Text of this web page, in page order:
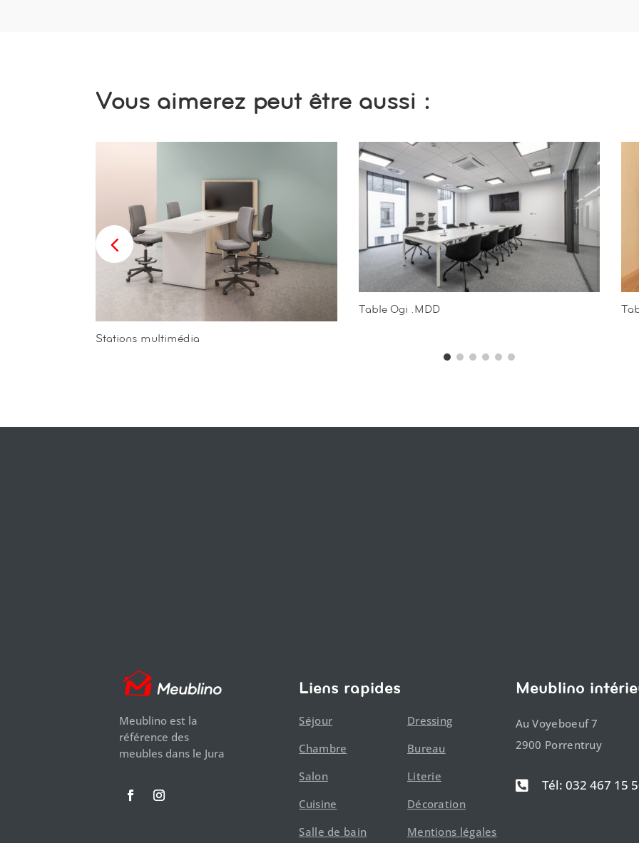
Vous aimerez peut être aussi :
Stations multimédia
Table Ogi .MDD
Meublino est la
référence des
meubles dans le Jura
Liens rapides
Séjour
Chambre
Salon
Cuisine
Salle de bain
Dressing
Bureau
Literie
Décoration
Mentions légales
Meublino
Au Voyeboeuf 7
2900 Porrentruy
 Tél: 032 467 15